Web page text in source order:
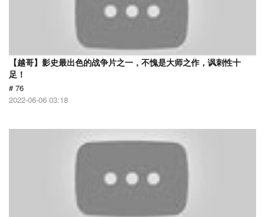
【越哥】影史最出色的战争片之一，不愧是大师之作，讽刺性十
足！
# 76
2022-06-06 03:18